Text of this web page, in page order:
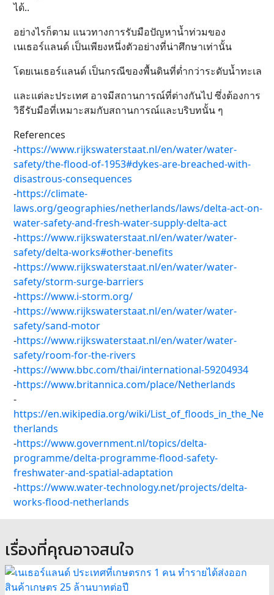
ได้..
อย่างไรก็ตาม แนวทางการรับมือปัญหาน้ำท่วมของ
เนเธอร์แลนด์ เป็นเพียงหนึ่งตัวอย่างที่น่าศึกษาเท่านั้น
โดยเนเธอร์แลนด์ เป็นกรณีของพื้นดินที่ต่ำกว่าระดับน้ำทะเล
และแต่ละประเทศ อาจมีสถานการณ์ที่ต่างกันไป ซึ่งต้องการ
วิธีรับมือที่เหมาะสมกับสถานการณ์และบริบทนั้น ๆ
References
-https://www.rijkswaterstaat.nl/en/water/water-
safety/the-flood-of-1953#dykes-are-breached-with-
disastrous-consequences
-https://climate-
laws.org/geographies/netherlands/laws/delta-act-on-
water-safety-and-fresh-water-supply-delta-act
-https://www.rijkswaterstaat.nl/en/water/water-
safety/delta-works#other-benefits
-https://www.rijkswaterstaat.nl/en/water/water-
safety/storm-surge-barriers
-https://www.i-storm.org/
-https://www.rijkswaterstaat.nl/en/water/water-
safety/sand-motor
-https://www.rijkswaterstaat.nl/en/water/water-
safety/room-for-the-rivers
-https://www.bbc.com/thai/international-59204934
-https://www.britannica.com/place/Netherlands
-
https://en.wikipedia.org/wiki/List_of_floods_in_the_Ne
therlands
-https://www.government.nl/topics/delta-
programme/delta-programme-flood-safety-
freshwater-and-spatial-adaptation
-https://www.water-technology.net/projects/delta-
works-flood-netherlands
เรื่องที่คุณอาจสนใจ